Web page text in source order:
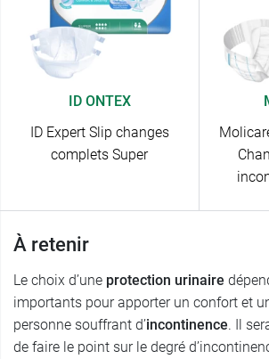
ID ONTEX
ID Expert Slip changes
complets Super
À retenir
Le choix d’une protection urinaire
importants pour apporter un confort et
personne souffrant d’incontinence. Il
de faire le point sur le degré